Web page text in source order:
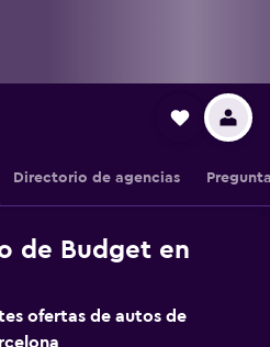
Directorio de agencias
de Budget en
ofertas de autos de